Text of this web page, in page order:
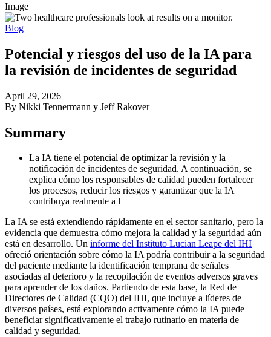
Image
Blog
Potencial y riesgos del uso de la IA para
la revisión de incidentes de seguridad
April 29, 2026
By Nikki Tennermann y Jeff Rakover
Summary
La IA tiene el potencial de optimizar la revisión y la
notificación de incidentes de seguridad. A continuación, se
explica cómo los responsables de calidad pueden fortalecer
los procesos, reducir los riesgos y garantizar que la IA
contribuya realmente a l
La IA se está extendiendo rápidamente en el sector sanitario, pero la
evidencia que demuestra cómo mejora la calidad y la seguridad aún
está en desarrollo. Un informe del Instituto Lucian Leape del IHI
ofreció orientación sobre cómo la IA podría contribuir a la seguridad
del paciente mediante la identificación temprana de señales
asociadas al deterioro y la recopilación de eventos adversos graves
para aprender de los daños. Partiendo de esta base, la Red de
Directores de Calidad (CQO) del IHI, que incluye a líderes de
diversos países, está explorando activamente cómo la IA puede
beneficiar significativamente el trabajo rutinario en materia de
calidad y seguridad.